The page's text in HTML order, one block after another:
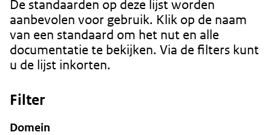
Content
De standaarden op deze lijst worden
aanbevolen voor gebruik. Klik op de naam
van een standaard om het nut en alle
documentatie te bekijken. Via de filters kunt
u de lijst inkorten.
Filter
Domein